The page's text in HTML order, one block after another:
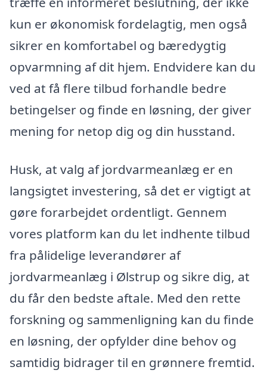
kun er økonomisk fordelagtig, men også
sikrer en komfortabel og bæredygtig
opvarmning af dit hjem. Endvidere kan du
ved at få flere tilbud forhandle bedre
betingelser og finde en løsning, der giver
mening for netop dig og din husstand.
Husk, at valg af jordvarmeanlæg er en
langsigtet investering, så det er vigtigt at
gøre forarbejdet ordentligt. Gennem
vores platform kan du let indhente tilbud
fra pålidelige leverandører af
jordvarmeanlæg i Ølstrup og sikre dig, at
du får den bedste aftale. Med den rette
forskning og sammenligning kan du finde
en løsning, der opfylder dine behov og
samtidig bidrager til en grønnere fremtid.